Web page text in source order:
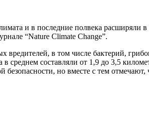
и в последние полвека
“Nature Climate Change”.
в том числе бактерий,
составляли от 1,9 до 3,5
но вместе с тем